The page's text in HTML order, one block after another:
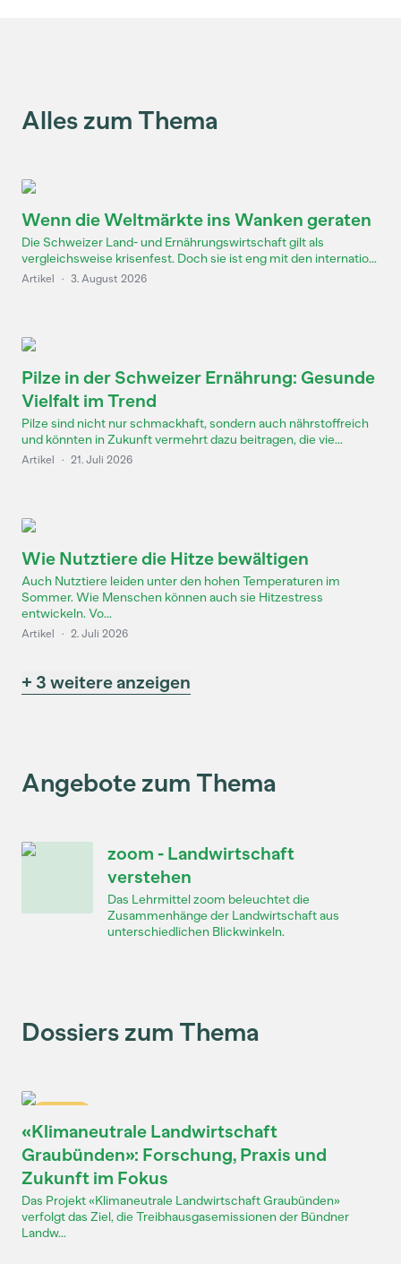
Alles zum Thema
Wenn die Weltmärkte ins Wanken geraten
Die Schweizer Land- und Ernährungswirtschaft gilt als
vergleichsweise krisenfest. Doch sie ist eng mit den internatio...
Artikel · 3. August 2026
Pilze in der Schweizer Ernährung: Gesunde
Vielfalt im Trend
Pilze sind nicht nur schmackhaft, sondern auch nährstoffreich
und könnten in Zukunft vermehrt dazu beitragen, die vie...
Artikel · 21. Juli 2026
Wie Nutztiere die Hitze bewältigen
Auch Nutztiere leiden unter den hohen Temperaturen im
Sommer. Wie Menschen können auch sie Hitzestress
entwickeln. Vo...
Artikel · 2. Juli 2026
+ 3 weitere anzeigen
Angebote zum Thema
zoom - Landwirtschaft
verstehen
Das Lehrmittel zoom beleuchtet die
Zusammenhänge der Landwirtschaft aus
unterschiedlichen Blickwinkeln.
Dossiers zum Thema
«Klimaneutrale Landwirtschaft
Graubünden»: Forschung, Praxis und
Zukunft im Fokus
Das Projekt «Klimaneutrale Landwirtschaft Graubünden»
verfolgt das Ziel, die Treibhausgasemissionen der Bündner
Landw...